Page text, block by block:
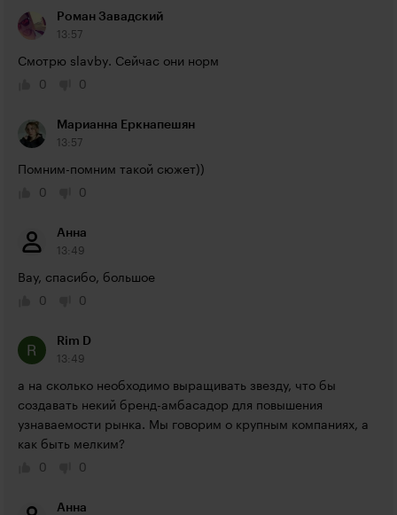
Роман Завадский
13:57
Смотрю slavby. Сейчас они норм
0
0
Марианна Еркнапешян
13:57
Помним-помним такой сюжет))
0
0
Анна
13:49
Вау, спасибо, большое
0
0
Rim D
13:49
а на сколько необходимо выращивать звезду, что бы
создавать некий бренд-амбасадор для повышения
узнаваемости рынка. Мы говорим о крупным компаниях, а
как быть мелким?
0
0
Анна